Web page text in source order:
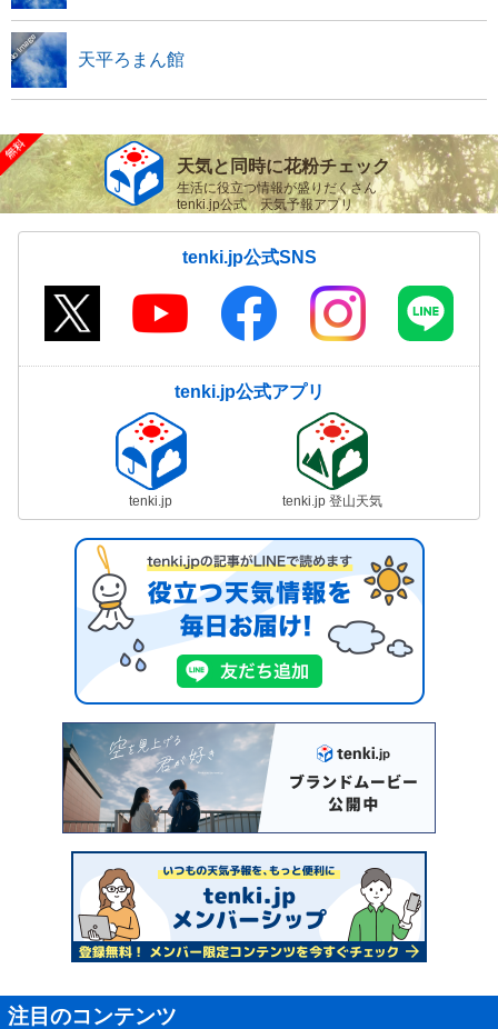
天平ろまん館
天気と同時に花粉チェック
生活に役立つ情報が盛りだくさん
tenki.jp公式 天気予報アプリ
tenki.jp公式SNS
tenki.jp公式アプリ
tenki.jp tenki.jp 登山天気
注目のコンテンツ